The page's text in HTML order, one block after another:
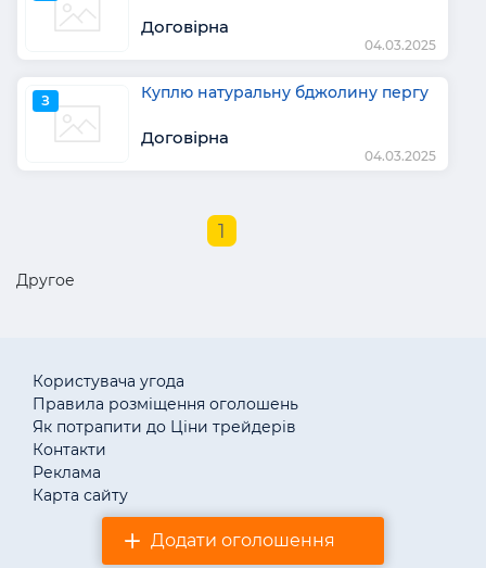
Договірна
04.03.2025
З Куплю натуральну бджолину пергу
Договірна
04.03.2025
1
Другое
Додати оголошення
Користувача угода
Правила розміщення оголошень
Як потрапити до Ціни трейдерів
Контакти
Реклама
Карта сайту
© «АгротендерTM» 2011–2026